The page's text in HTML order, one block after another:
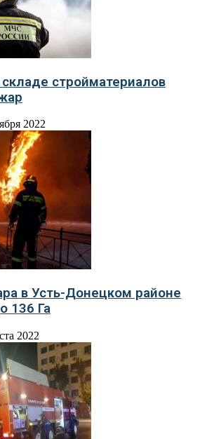
складе стройматериалов
2022
в Усть-Донецком районе
136 Га
2022